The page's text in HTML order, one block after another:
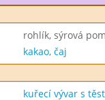
rohlík, sýrová
kakao, čaj
kuřecí vývar s